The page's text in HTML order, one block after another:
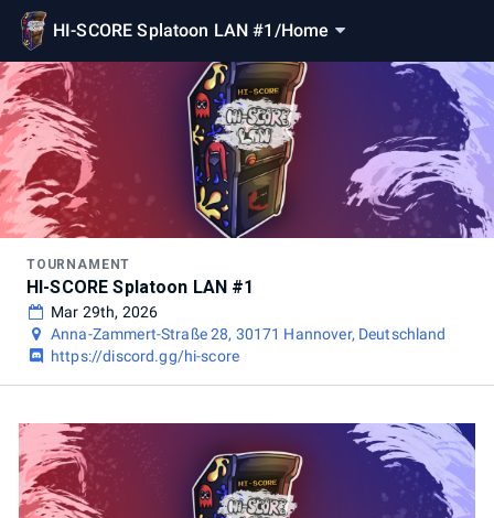
HI-SCORE Splatoon LAN #1 /Home
TOURNAMENT
HI-SCORE Splatoon LAN #1
Mar 29th, 2026
Anna-Zammert-Straße 28, 30171 Hannover, Deutschland
https://discord.gg/hi-score